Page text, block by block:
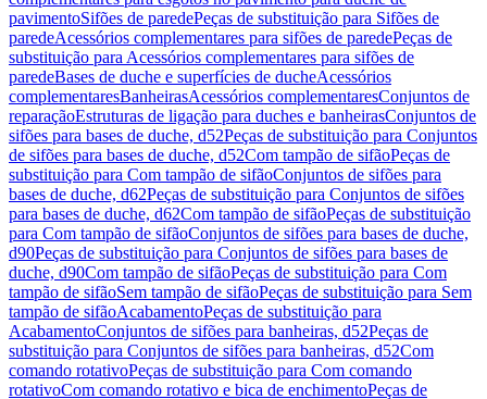
pavimentoSifões de paredePeças de substituição para Sifões de
paredeAcessórios complementares para sifões de paredePeças de
substituição para Acessórios complementares para sifões de
paredeBases de duche e superfícies de ducheAcessórios
complementaresBanheirasAcessórios complementaresConjuntos de
reparaçãoEstruturas de ligação para duches e banheirasConjuntos de
sifões para bases de duche, d52Peças de substituição para Conjuntos
de sifões para bases de duche, d52Com tampão de sifãoPeças de
substituição para Com tampão de sifãoConjuntos de sifões para
bases de duche, d62Peças de substituição para Conjuntos de sifões
para bases de duche, d62Com tampão de sifãoPeças de substituição
para Com tampão de sifãoConjuntos de sifões para bases de duche,
d90Peças de substituição para Conjuntos de sifões para bases de
duche, d90Com tampão de sifãoPeças de substituição para Com
tampão de sifãoSem tampão de sifãoPeças de substituição para Sem
tampão de sifãoAcabamentoPeças de substituição para
AcabamentoConjuntos de sifões para banheiras, d52Peças de
substituição para Conjuntos de sifões para banheiras, d52Com
comando rotativoPeças de substituição para Com comando
rotativoCom comando rotativo e bica de enchimentoPeças de